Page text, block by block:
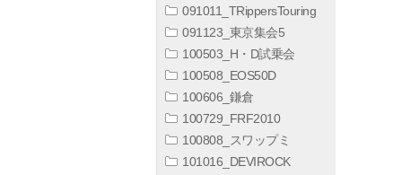
091011_TRippersTouring
091123_東京集会5
100503_H・D試乗会
100508_EOS50D
100606_鎌倉
100729_FRF2010
100808_スワップミ
101016_DEVIROCK